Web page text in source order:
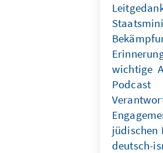
wichtige
jüdischen
deutsch-